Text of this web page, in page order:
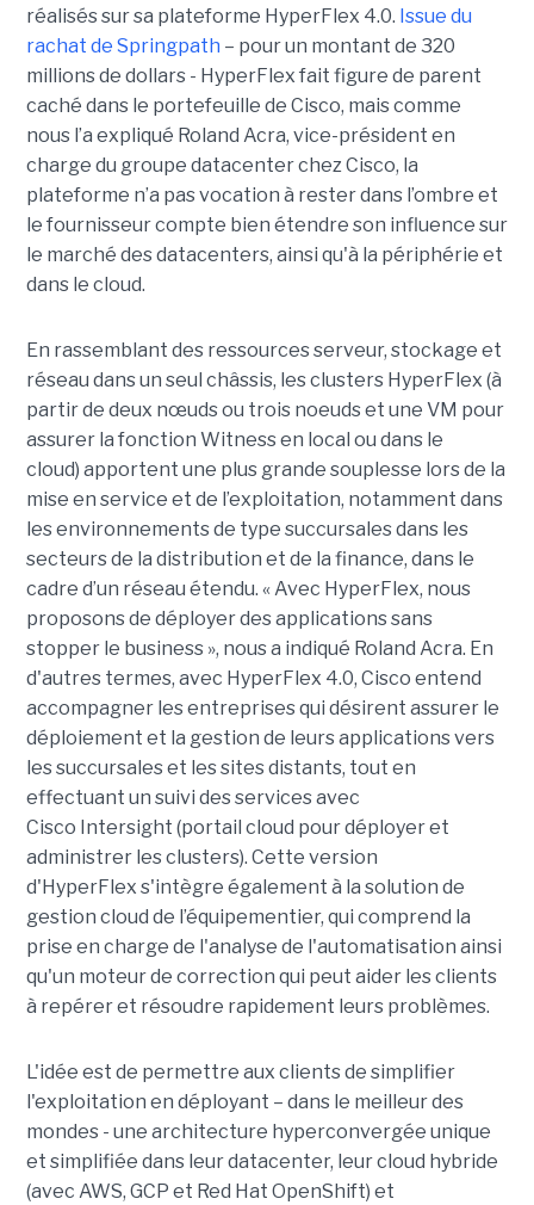
réalisés sur sa plateforme HyperFlex 4.0. Issue du
rachat de Springpath – pour un montant de 320
millions de dollars - HyperFlex fait figure de parent
caché dans le portefeuille de Cisco, mais comme
nous l’a expliqué Roland Acra, vice-président en
charge du groupe datacenter chez Cisco, la
plateforme n’a pas vocation à rester dans l’ombre et
le fournisseur compte bien étendre son influence sur
le marché des datacenters, ainsi qu'à la périphérie et
dans le cloud.
En rassemblant des ressources serveur, stockage et
réseau dans un seul châssis, les clusters HyperFlex (à
partir de deux nœuds ou trois noeuds et une VM pour
assurer la fonction Witness en local ou dans le
cloud) apportent une plus grande souplesse lors de la
mise en service et de l’exploitation, notamment dans
les environnements de type succursales dans les
secteurs de la distribution et de la finance, dans le
cadre d’un réseau étendu. « Avec HyperFlex, nous
proposons de déployer des applications sans
stopper le business », nous a indiqué Roland Acra. En
d'autres termes, avec HyperFlex 4.0, Cisco entend
accompagner les entreprises qui désirent assurer le
déploiement et la gestion de leurs applications vers
les succursales et les sites distants, tout en
effectuant un suivi des services avec
Cisco Intersight (portail cloud pour déployer et
administrer les clusters). Cette version
d'HyperFlex s'intègre également à la solution de
gestion cloud de l’équipementier, qui comprend la
prise en charge de l'analyse de l'automatisation ainsi
qu'un moteur de correction qui peut aider les clients
à repérer et résoudre rapidement leurs problèmes.
L'idée est de permettre aux clients de simplifier
l'exploitation en déployant – dans le meilleur des
mondes - une architecture hyperconvergée unique
et simplifiée dans leur datacenter, leur cloud hybride
(avec AWS, GCP et Red Hat OpenShift) et